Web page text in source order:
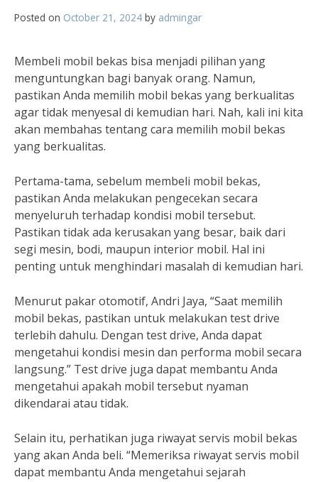
Posted on October 21, 2024 by admingar
Membeli mobil bekas bisa menjadi pilihan yang
menguntungkan bagi banyak orang. Namun,
pastikan Anda memilih mobil bekas yang berkualitas
agar tidak menyesal di kemudian hari. Nah, kali ini kita
akan membahas tentang cara memilih mobil bekas
yang berkualitas.
Pertama-tama, sebelum membeli mobil bekas,
pastikan Anda melakukan pengecekan secara
menyeluruh terhadap kondisi mobil tersebut.
Pastikan tidak ada kerusakan yang besar, baik dari
segi mesin, bodi, maupun interior mobil. Hal ini
penting untuk menghindari masalah di kemudian hari.
Menurut pakar otomotif, Andri Jaya, “Saat memilih
mobil bekas, pastikan untuk melakukan test drive
terlebih dahulu. Dengan test drive, Anda dapat
mengetahui kondisi mesin dan performa mobil secara
langsung.” Test drive juga dapat membantu Anda
mengetahui apakah mobil tersebut nyaman
dikendarai atau tidak.
Selain itu, perhatikan juga riwayat servis mobil bekas
yang akan Anda beli. “Memeriksa riwayat servis mobil
dapat membantu Anda mengetahui sejarah